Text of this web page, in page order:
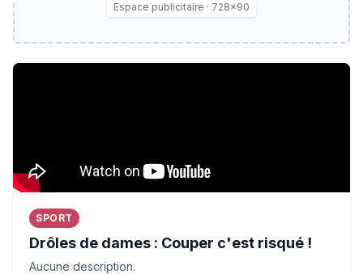
Espace publicitaire · 728×90
Drôles de dames : Couper c'est risqué !
SPORT
Drôles de dames : Couper c'est risqué !
Aucune description.